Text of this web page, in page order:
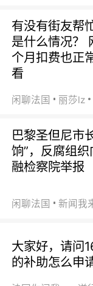
有没有街友帮
是什么情况？
个月扣费也正
看
闲聊法国 丽莎lz
巴黎圣但尼市
饷”，反腐组
融检察院举报
闲聊法国 新闻我
大家好，请问
的补助怎么申